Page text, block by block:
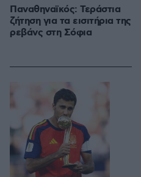
Παναθηναϊκός: Τεράστια
ζήτηση για τα εισιτήρια της
ρεβάνς στη Σόφια